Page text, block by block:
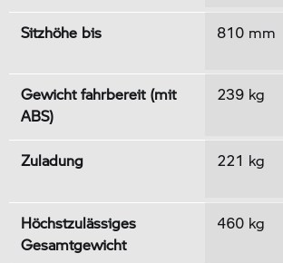
Sitzhöhe bis 810 mm
Gewicht fahrbereit (mit
ABS)
239 kg
Zuladung 221 kg
Höchstzulässiges
Gesamtgewicht
460 kg